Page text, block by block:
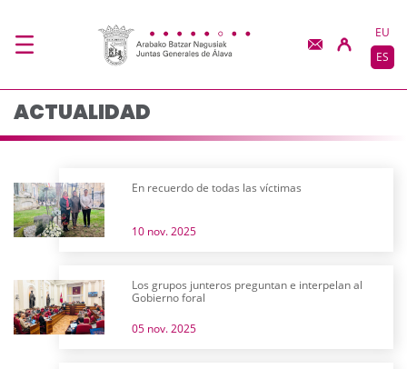
Actualidad - JJGG-
EU
ES
ACTUALIDAD
En recuerdo de todas las víctimas
10 nov. 2025
Los grupos junteros preguntan e interpelan al
Gobierno foral
05 nov. 2025